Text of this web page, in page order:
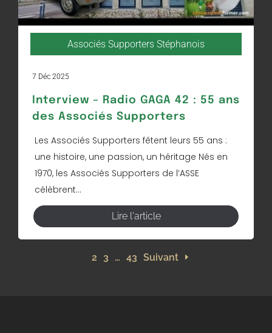
Associés Supporters Stéphanois
7 Déc 2025
Interview – Radio GAGA 42 : 55 ans
des Associés Supporters
Les Associés Supporters fêtent leurs 55 ans :
une histoire, une passion, un héritage Nés en
1970, les Associés Supporters de l’ASSE
célèbrent...
Lire l'article
2 3 … 43 Suivant